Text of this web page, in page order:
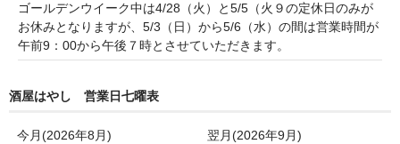
Fabulas（ﾌｧﾋﾞｭﾗｽ）
United States of America / ｱﾒﾘｶ合衆国
Broc Cellars（ﾌﾞﾛｯｸ・ｾﾗｰｽﾞ）
ゴールデンウイーク中は4/28（火）と5/5（火９の定休日のみが
お休みとなりますが、5/3（日）から5/6（水）の間は営業時間が
午前9：00から午後７時とさせていただきます。
酒屋はやし 営業日七曜表
今月(2026年8月)
翌月(2026年9月)